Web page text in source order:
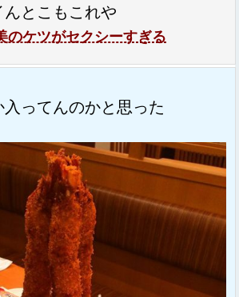
とこもこれや
のケツがセクシーすぎる
ってんのかと思った